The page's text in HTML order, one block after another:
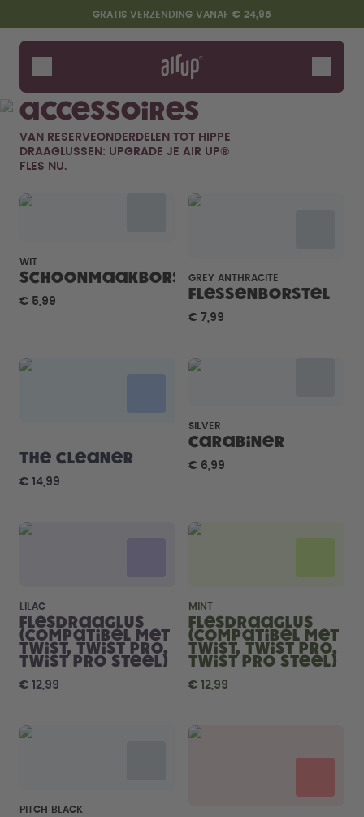
Overslaan en naar de inhoud gaan
ToegankelijkheidsverklaringGRATIS VERZENDING VANAF € 24,95
Flessen
Smaken
Accessoires
Starter Sets
Accessoires
VAN RESERVEONDERDELEN TOT HIPPE
DRAAGLUSSEN: UPGRADE JE AIR UP®
FLES NU.
WIT
Schoonmaakborstel
€ 5,99
GREY ANTHRACITE
Flessenborstel
€ 7,99
The Cleaner
€ 14,99
SILVER
Carabiner
€ 6,99
LILAC
Flesdraaglus
(compatibel met
Twist, Twist Pro,
Twist Pro Steel)
€ 12,99
MINT
Flesdraaglus
(compatibel met
Twist, Twist Pro,
Twist Pro Steel)
€ 12,99
PITCH BLACK